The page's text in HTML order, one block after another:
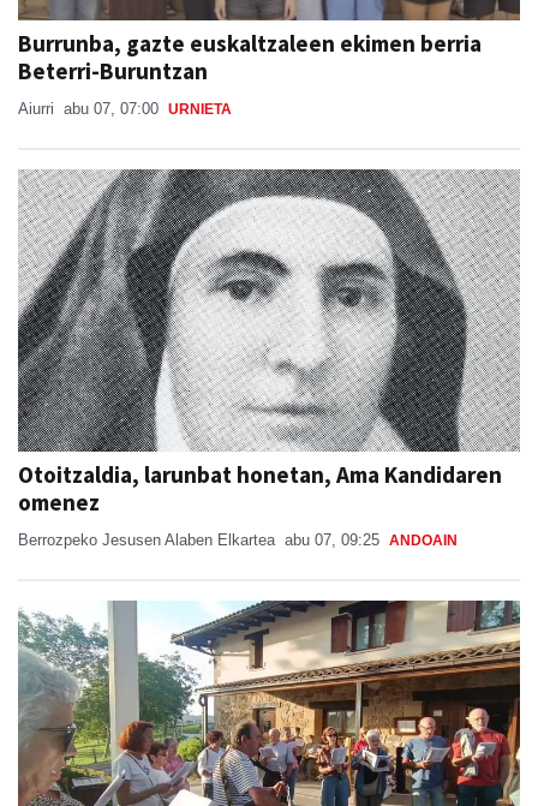
Burrunba, gazte euskaltzaleen ekimen berria
Beterri-Buruntzan
Aiurri abu 07, 07:00 URNIETA
Otoitzaldia, larunbat honetan, Ama Kandidaren
omenez
Berrozpeko Jesusen Alaben Elkartea abu 07, 09:25 ANDOAIN